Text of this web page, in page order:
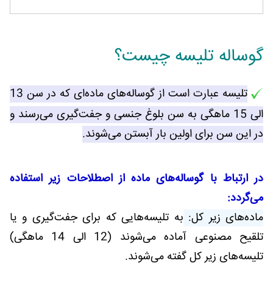
گوساله تلیسه چیست؟
تلیسه عبارت است از گوساله‌های ماده‌ای که در سن 13
الی 15 ماهگی به سن بلوغ جنسی و جفت‌گیری می‌رسند و
در این سن برای اولین بار آبستن می‌شوند.
در ارتباط با گوساله‌های ماده از اصطلاحات زیر استفاده
می‌گردد:
ماده‌های زیر کل: به تلیسه‌هایی که برای جفت‌گیری و یا
تلقیح مصنوعی آماده می‌شوند (12 الی 14 ماهگی)
تلیسه‌های زیر کل گفته می‌شوند.